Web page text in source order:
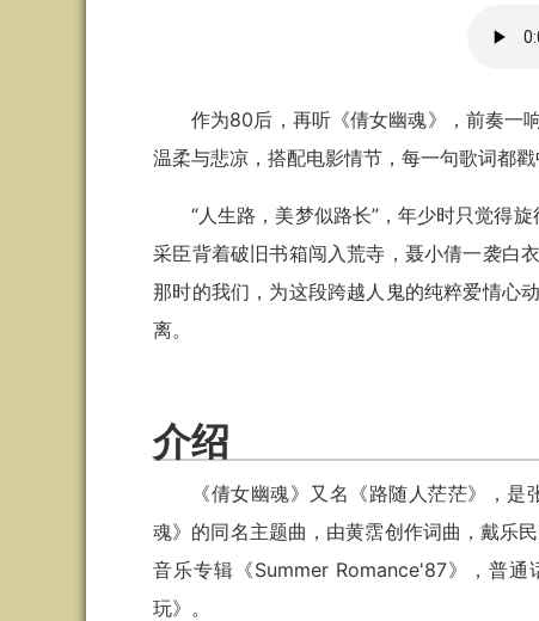
作为80后，再听《倩女幽魂》，前奏一
温柔与悲凉，搭配电影情节，每一句歌词都戳
“人生路，美梦似路长”，年少时只觉得
采臣背着破旧书箱闯入荒寺，聂小倩一袭白
那时的我们，为这段跨越人鬼的纯粹爱情心
离。
介绍
《倩女幽魂》又名《路随人茫茫》，
魂》的同名主题曲，由黄霑创作词曲，戴乐
音乐专辑《Summer Romance'87》，普
玩》。